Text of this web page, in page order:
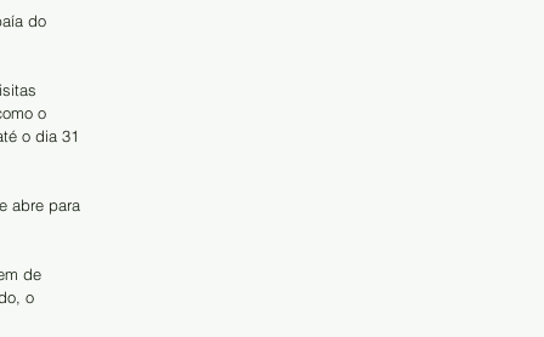
do
o
o dia 31
abre para
de
o